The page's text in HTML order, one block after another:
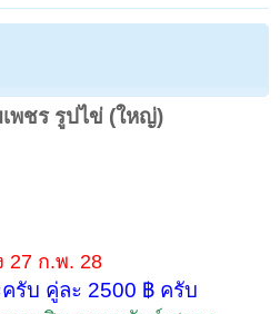
พชร รูปไข่ (ใหญ่)
27 ก.พ. 28
รับ คู่ละ 2500 ฿ ครับ